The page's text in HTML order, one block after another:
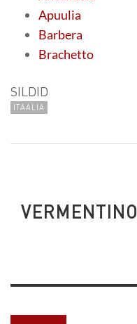
Apuulia
Barbera
Brachetto
SILDID
ITAALIA
VERMENTINO